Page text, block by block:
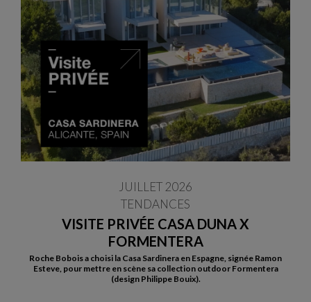
VISITE PRIVÉE CASA DUNA X
FORMENTERA
JUILLET 2026
TENDANCES
Roche Bobois a choisi la Casa Sardinera en Espagne, signée Ramon
Esteve, pour mettre en scène sa collection outdoor Formentera
(design Philippe Bouix).